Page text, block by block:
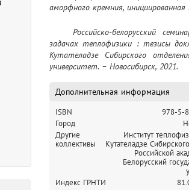
аморфного кремния,
задачах теплофизики : тезисы
Кутателадзе Сибирского
университет. – Новосибирск, 2021.
Дополнительная информация
ISBN
978-5-
Город
Другие
коллективы
Институт
Кутателадзе
Российской
Белорусский
Индекс ГРНТИ